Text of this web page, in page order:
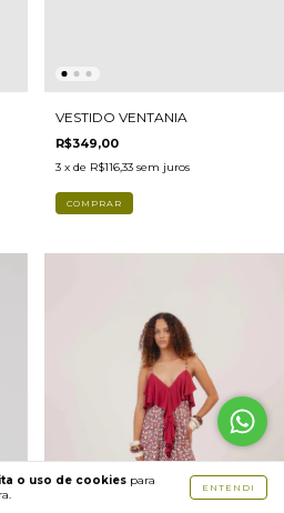
o uso de cookies para
ENTENDI
VESTIDO VENTANIA
R$349,00
3 x de R$116,33 sem juros
COMPRAR